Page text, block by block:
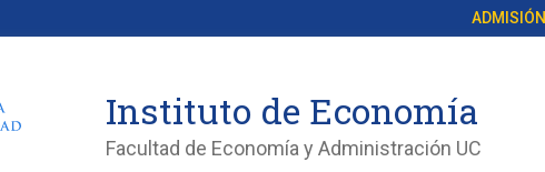
ADMISIÓN
Instituto de Economía
Facultad de Economía y Administración UC